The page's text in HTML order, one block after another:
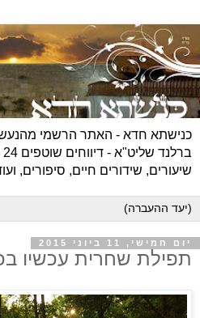
כנישתא חדא - האתר הרשמי
שיעורים, שידורים חיים, סיפורים,
יום חמישי, 11 ביוני 2015
תפילת שחרית עכשיו